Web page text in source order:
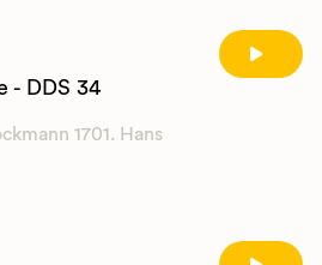
- DDS 34
1701. Hans